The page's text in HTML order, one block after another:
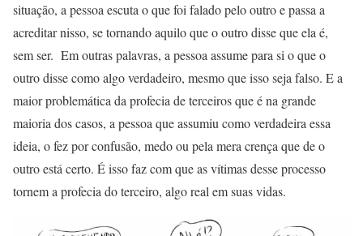
situação, a pessoa escuta o que foi falado pelo outro e passa a
acreditar nisso, se tornando aquilo que o outro disse que ela é,
sem ser. Em outras palavras, a pessoa assume para si o que o
outro disse como algo verdadeiro, mesmo que isso seja falso. E a
maior problemática da profecia de terceiros que é na grande
maioria dos casos, a pessoa que assumiu como verdadeira essa
ideia, o fez por confusão, medo ou pela mera crença que de o
outro está certo. É isso faz com que as vítimas desse processo
tornem a profecia do terceiro, algo real em suas vidas.